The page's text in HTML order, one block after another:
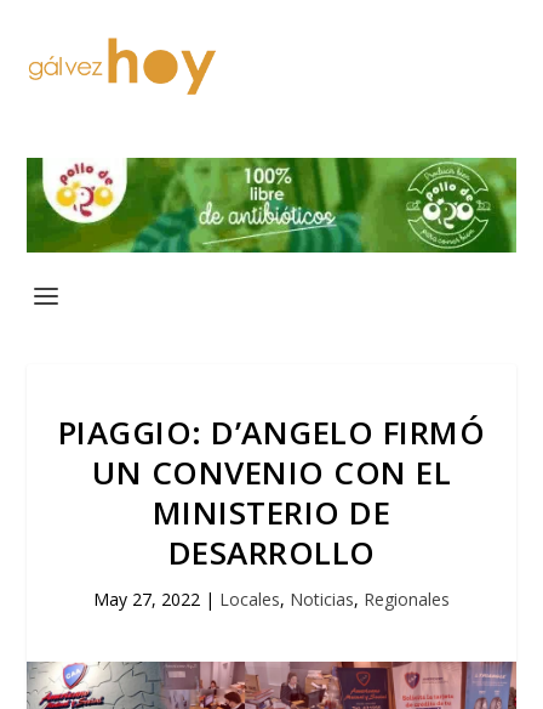
PIAGGIO: D’ANGELO FIRMÓ
UN CONVENIO CON EL
MINISTERIO DE
DESARROLLO
May 27, 2022 | Locales, Noticias, Regionales